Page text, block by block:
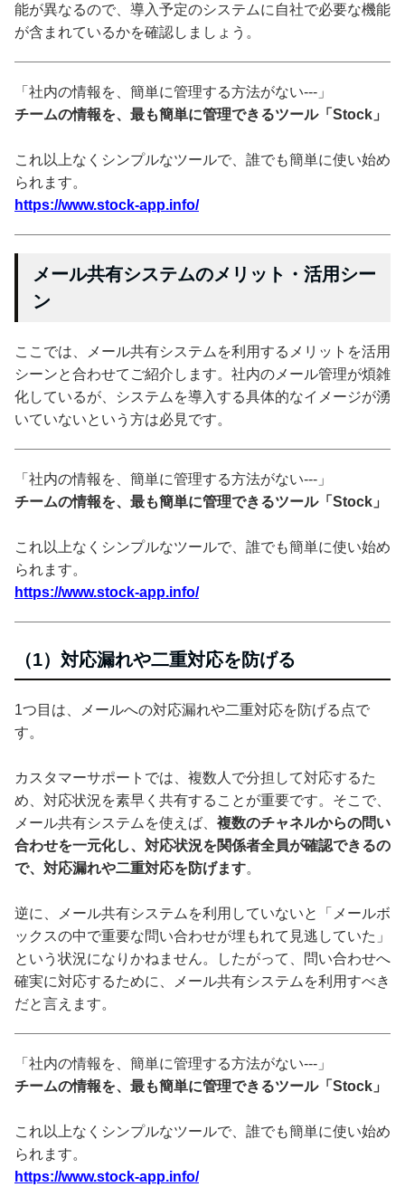
能が異なるので、導入予定のシステムに自社で必要な機能
が含まれているかを確認しましょう。
「社内の情報を、簡単に管理する方法がない---」
チームの情報を、最も簡単に管理できるツール「Stock」
これ以上なくシンプルなツールで、誰でも簡単に使い始め
られます。
https://www.stock-app.info/
メール共有システムのメリット・活用シー
ン
ここでは、メール共有システムを利用するメリットを活用
シーンと合わせてご紹介します。社内のメール管理が煩雑
化しているが、システムを導入する具体的なイメージが湧
いていないという方は必見です。
「社内の情報を、簡単に管理する方法がない---」
チームの情報を、最も簡単に管理できるツール「Stock」
これ以上なくシンプルなツールで、誰でも簡単に使い始め
られます。
https://www.stock-app.info/
（1）対応漏れや二重対応を防げる
1つ目は、メールへの対応漏れや二重対応を防げる点で
す。
カスタマーサポートでは、複数人で分担して対応するた
め、対応状況を素早く共有することが重要です。そこで、
メール共有システムを使えば、 複数のチャネルからの問い
合わせを一元化し、対応状況を関係者全員が確認できるの
で、対応漏れや二重対応を防げます。
逆に、メール共有システムを利用していないと「メールボ
ックスの中で重要な問い合わせが埋もれて見逃していた」
という状況になりかねません。したがって、問い合わせへ
確実に対応するために、メール共有システムを利用すべき
だと言えます。
「社内の情報を、簡単に管理する方法がない---」
チームの情報を、最も簡単に管理できるツール「Stock」
これ以上なくシンプルなツールで、誰でも簡単に使い始め
られます。
https://www.stock-app.info/